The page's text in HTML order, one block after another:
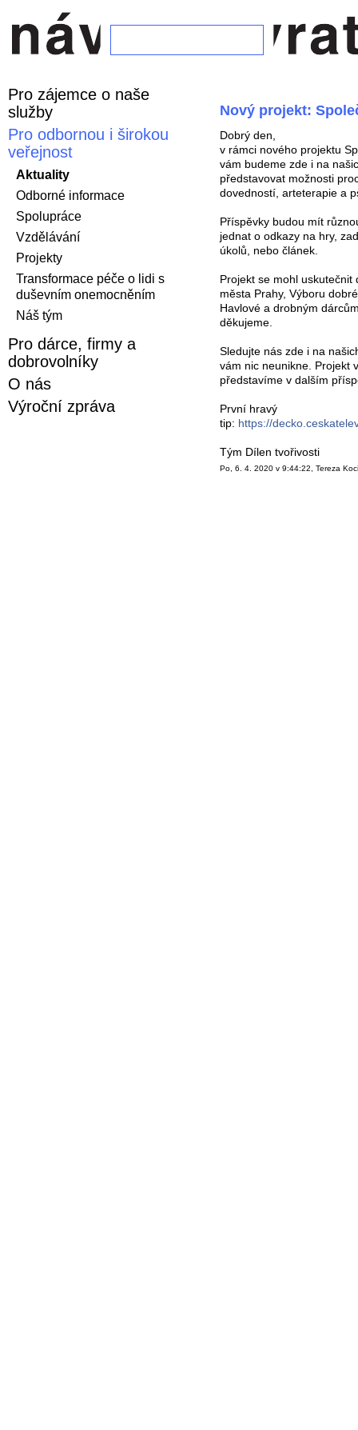
Pro zájemce o naše
služby
Pro odbornou i širokou
veřejnost
Aktuality
Odborné informace
Spolupráce
Vzdělávání
Projekty
Transformace péče o lidi s
duševním onemocněním
Náš tým
Pro dárce, firmy a
dobrovolníky
O nás
Výroční zpráva
Nový projekt:
Dobrý den,
v rámci nového projektu
vám budeme zde i na
představovat možnosti
dovedností, arteterapie a
Příspěvky budou mít
jednat o odkazy na hry,
úkolů, nebo článek.
Projekt se mohl uskutečnit
města Prahy, Výboru
Havlové a drobným
děkujeme.
Sledujte nás zde i na
vám nic neunikne. Projekt
představíme v dalším
První hravý
tip: https://
Tým Dílen tvořivosti
Po, 6. 4. 2020 v 9:44:22, Tereza